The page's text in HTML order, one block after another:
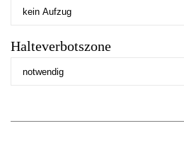
Halteverbotszone